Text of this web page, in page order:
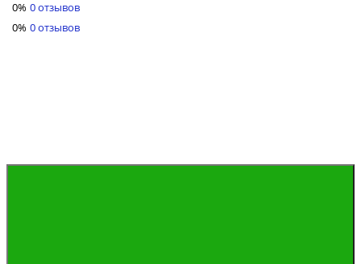
0% 0 отзывов
0% 0 отзывов